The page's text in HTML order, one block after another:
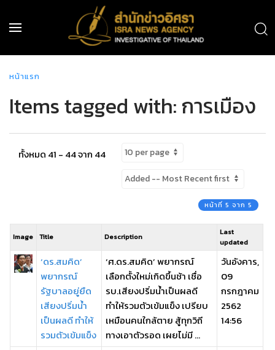
หน้าแรก
Items tagged with: การเมือง
ทั้งหมด 41 - 44 จาก 44
หน้าที่ 5 จาก 5
Image Title Description
Last
updated
‘ดร.สมคิด’
พยากรณ์
รัฐบาลอยู่ยืด
เสียงปริ่มน้ำ
เป็นผลดี ทำให้
รวมตัวเข้มแข็ง
‘ศ.ดร.สมคิด’ พยากรณ์
เลือกตั้งใหม่เกิดขึ้นช้า เชื่อ
รบ.เสียงปริ่มน้ำเป็นผลดี
ทำให้รวมตัวเข้มแข็ง เปรียบ
เหมือนคนใกล้ตาย สู้ทุกวิถี
ทางเอาตัวรอด เผยไม่มี ...
วันอังคาร,
09
กรกฎาคม
2562
14:56